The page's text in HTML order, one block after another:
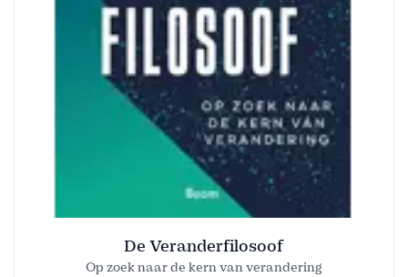
De Veranderfilosoof
Op zoek naar de kern van verandering